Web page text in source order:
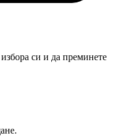
си и да преминете